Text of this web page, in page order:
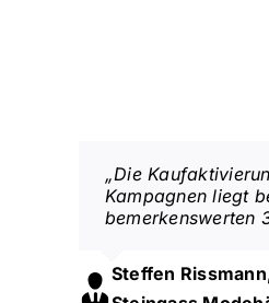
„Die
Kampagnen liegt
bemerkenswerten
Steffen